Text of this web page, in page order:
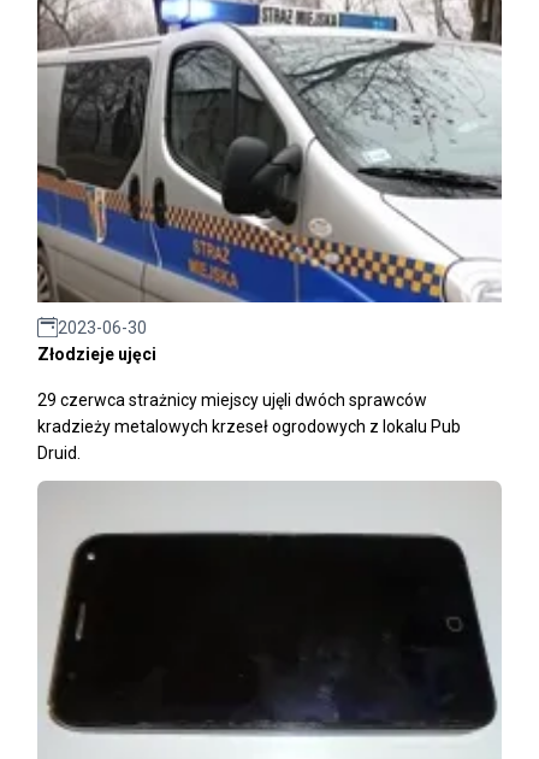
2023-06-30
Złodzieje ujęci
29 czerwca strażnicy miejscy ujęli dwóch sprawców
kradzieży metalowych krzeseł ogrodowych z lokalu Pub
Druid.